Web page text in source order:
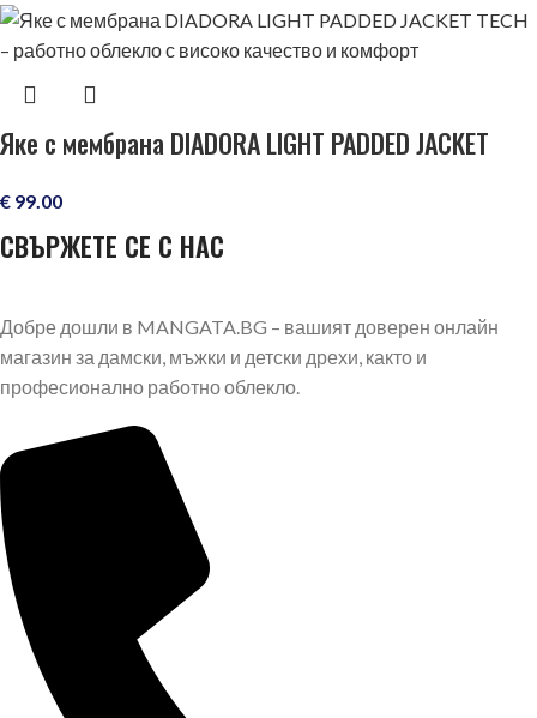
Яке с мембрана DIADORA LIGHT PADDED JACKET
€ 99.00
СВЪРЖЕТЕ СЕ С НАС
Добре дошли в MANGATA.BG – вашият доверен онлайн
магазин за дамски, мъжки и детски дрехи, както и
професионално работно облекло.